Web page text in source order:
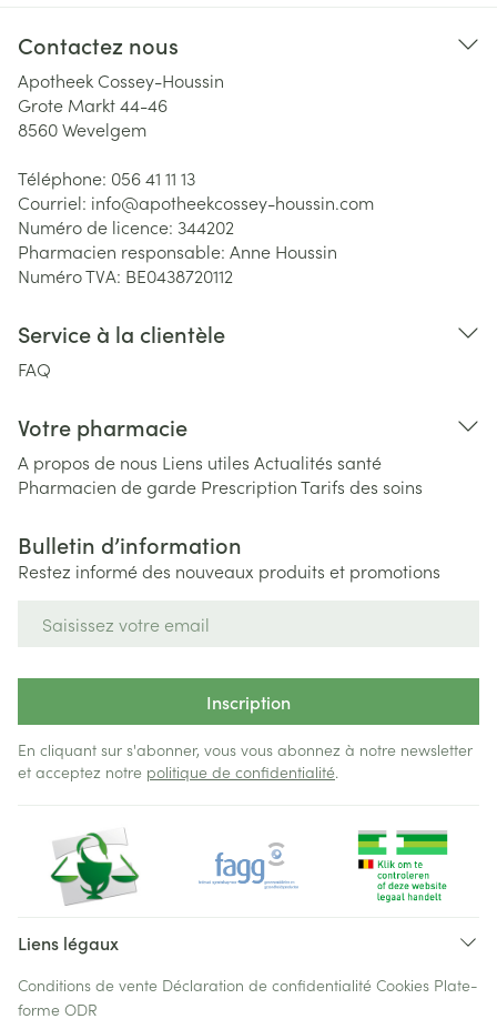
Contactez nous
Apotheek Cossey-Houssin
Grote Markt 44-46
8560Wevelgem
Téléphone: 056 41 11 13
Courriel: info@apotheekcossey-houssin.com
Numéro de licence: 344202
Pharmacien responsable: Anne Houssin
Numéro TVA: BE0438720112
Service à la clientèle
FAQ
Votre pharmacie
A propos de nous Liens utiles Actualités santé
Pharmacien de garde PrescriptionTarifs des soins
Bulletin d’information
Restez informé des nouveaux produits et promotions
Inscription
En cliquant sur s'abonner, vous vous abonnez à notre newsletter
et acceptez notre politique de confidentialité.
Liens légaux
Conditions de vente Déclaration de confidentialité Cookies Plate-
forme ODR